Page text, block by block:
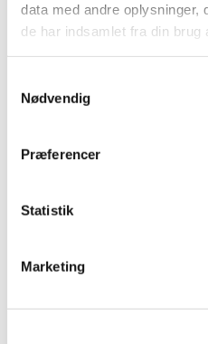
data med andre oplysninger,
de har indsamlet fra din brug
Nødvendig
Præferencer
Statistik
Marketing